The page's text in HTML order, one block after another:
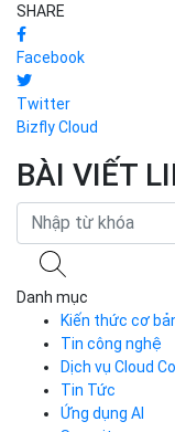
SHARE
Facebook
Twitter
Bizfly Cloud
BÀI VIẾT
Danh mục
Kiến thức cơ
Tin công nghệ
Dịch vụ Cloud
Cloud Server
CDN
Tin Tức
Ứng dụng AI